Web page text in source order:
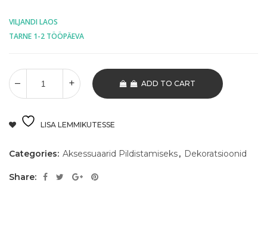
VILJANDI LAOS
TARNE 1-2 TÖÖPÄEVA
ADD TO CART
LISA LEMMIKUTESSE
Categories: Aksessuaarid Pildistamiseks, Dekoratsioonid
Share: